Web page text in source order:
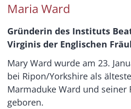
Maria Ward
Gründerin des Instituts
Virginis der Englischen
Mary Ward wurde am 23.
bei Ripon/Yorkshire als
Marmaduke Ward und seiner
geboren.